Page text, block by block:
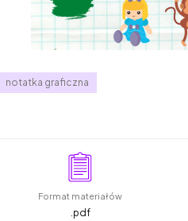
notatka graficzna
Format materiałów
.pdf